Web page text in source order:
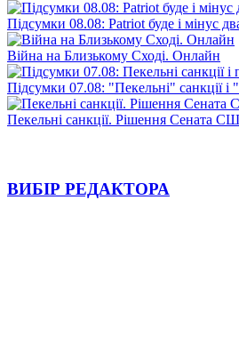
Підсумки 08.08: Patriot буде і мінус
Війна на Близькому Сході. Онлайн
Підсумки 07.08: "Пекельні" санкції і
Пекельні санкції. Рішення Сената
ВИБІР РЕДАКТОРА